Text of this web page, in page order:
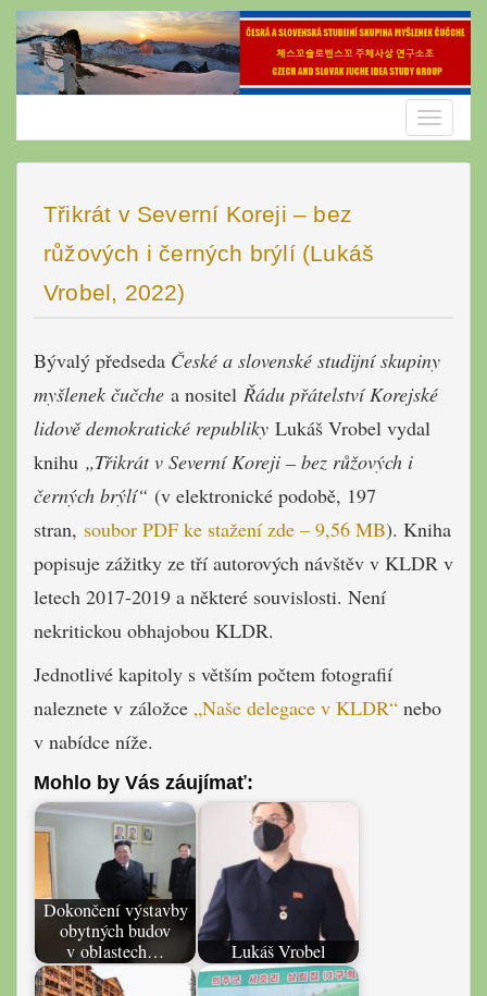
Skip
content
Toggle
Třikrát v Severní Koreji – bez
růžových i černých brýlí (Lukáš
Vrobel, 2022)
Bývalý předseda České a slovenské studijní skupiny
myšlenek čučche a nositel Řádu přátelství Korejské
lidově demokratické republiky Lukáš Vrobel vydal
knihu „Třikrát v Severní Koreji – bez růžových i
černých brýlí“ (v elektronické podobě, 197
stran, soubor PDF ke stažení zde – 9,56 MB). Kniha
popisuje zážitky ze tří autorových návštěv v KLDR v
letech 2017-2019 a některé souvislosti. Není
nekritickou obhajobou KLDR.
Jednotlivé kapitoly s větším počtem fotografií
naleznete v záložce „Naše delegace v KLDR“ nebo
v nabídce níže.
Mohlo by Vás záujímať:
Dokončení výstavby
obytných budov
v oblastech…
Lukáš Vrobel